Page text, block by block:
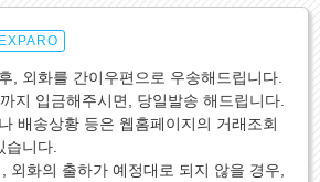
EXPARO
, 외화를 간이우편으로 우송해드립니다.
지 입금해주시면, 당일발송 해드립니다.
배송상황 등은 웹홈페이지의 거래조회
니다.
화의 출하가 예정대로 되지 않을 경우,